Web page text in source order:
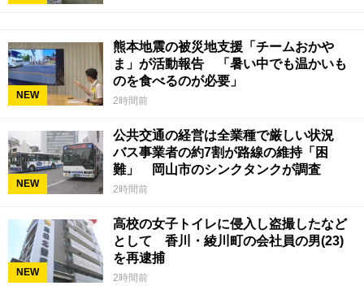
NEW
熊本地震の被災地支援「チームおかや
ま」が活動報告 「暑い中でも温かいも
のを食べるのが必要」
2時間前
NEW
公共交通の経営は全業種で厳しい状況
バス事業者の約7割が路線の維持「困
難」 岡山市のシンクタンクが調査
2時間前
NEW
高校の女子トイレに侵入し盗撮したなど
として 香川・綾川町の会社員の男(23)
を再逮捕
2時間前